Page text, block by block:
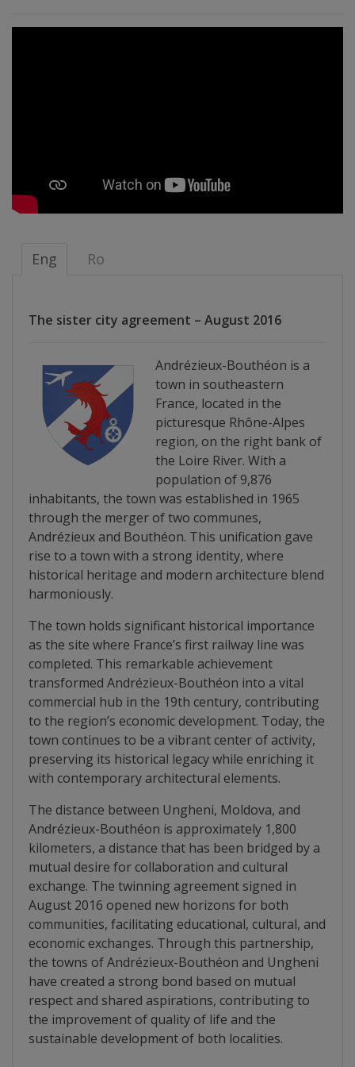
Distincții
Deținători
„Merite
Ungheni”
de
Excelență
Ungheniul
Obiective
turistice
Sculpturi
(harta
sculpturilor)
Monumente
arhitecturale
Personalități
marcante
Sportivi
de
performanță
Orașul
în
imagini
Galerie
Eng Ro
The sister city agreement – August 2016
Andrézieux-Bouthéon is a
town in southeastern
France, located in the
picturesque Rhône-Alpes
region, on the right bank of
the Loire River. With a
population of 9,876
inhabitants, the town was established in 1965
through the merger of two communes,
Andrézieux and Bouthéon. This unification gave
rise to a town with a strong identity, where
historical heritage and modern architecture blend
harmoniously.
The town holds significant historical importance
as the site where France’s first railway line was
completed. This remarkable achievement
transformed Andrézieux-Bouthéon into a vital
commercial hub in the 19th century, contributing
to the region’s economic development. Today, the
town continues to be a vibrant center of activity,
preserving its historical legacy while enriching it
with contemporary architectural elements.
The distance between Ungheni, Moldova, and
Andrézieux-Bouthéon is approximately 1,800
kilometers, a distance that has been bridged by a
mutual desire for collaboration and cultural
exchange. The twinning agreement signed in
August 2016 opened new horizons for both
communities, facilitating educational, cultural, and
economic exchanges. Through this partnership,
the towns of Andrézieux-Bouthéon and Ungheni
have created a strong bond based on mutual
respect and shared aspirations, contributing to
the improvement of quality of life and the
sustainable development of both localities.